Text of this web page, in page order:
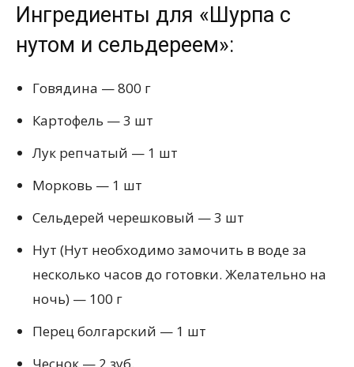
Ингредиенты для «Шурпа с
нутом и сельдереем»:
Говядина — 800 г
Картофель — 3 шт
Лук репчатый — 1 шт
Морковь — 1 шт
Сельдерей черешковый — 3 шт
Нут (Нут необходимо замочить в воде за
несколько часов до готовки. Желательно на
ночь) — 100 г
Перец болгарский — 1 шт